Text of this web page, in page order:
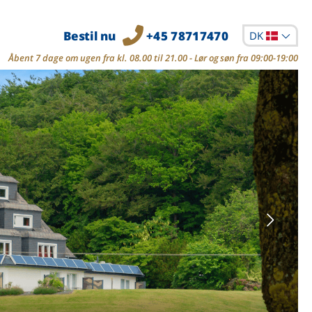
Bestil nu +45 78717470 DK
Åbent 7 dage om ugen fra kl. 08.00 til 21.00 - Lør og søn fra 09:00-19:00